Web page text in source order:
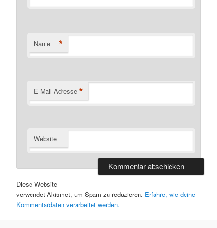
Name *
E-Mail-Adresse *
Website
Diese Website
verwendet Akismet, um Spam zu reduzieren. Erfahre, wie deine
Kommentardaten verarbeitet werden.